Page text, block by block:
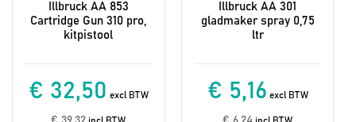
Illbruck AA 853
Cartridge Gun 310 pro,
kitpistool
€ 32,50 excl BTW
Illbruck AA 301
gladmaker spray 0,75
ltr
€ 5,16 excl BTW